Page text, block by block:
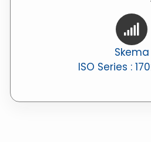
Skema
ISO Series :